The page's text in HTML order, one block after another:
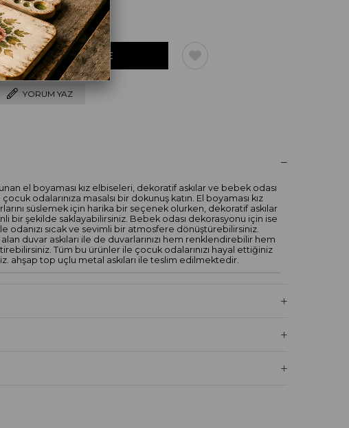
YORUM YAZ
el boyaması kız elbiseleri, dekoratif askılar ve bebek odası
odalarınıza masalsı bir dokunuş katın. El boyaması kız
süslemek için harika bir seçenek olurken, dekoratif askılar
bir şekilde saklayabilirsiniz. Bebek odası dekorasyonu için ise
odanızı sıcak ve sevimli bir atmosfere dönüştürebilirsiniz.
duvar askıları ile de duvarlarınızı hem renklendirebilir hem
Tüm bu ürünler ile çocuk odalarınızı hayal ettiğiniz
ahşap top uçlu metal askıları ile teslim edilmektedir.